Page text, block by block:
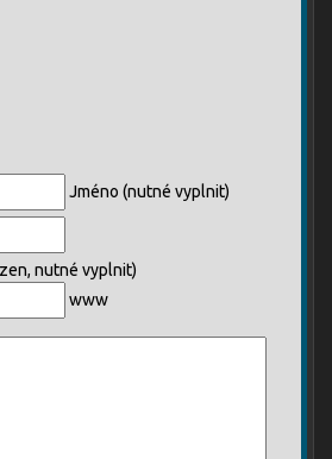
Jméno (nutné vyplnit)
nutné vyplnit)
www